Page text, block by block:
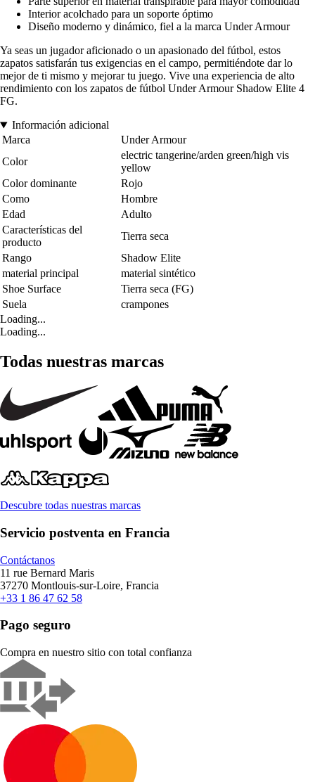
Interior acolchado para un soporte óptimo
Diseño moderno y dinámico, fiel a la marca Under Armour
Ya seas un jugador aficionado o un apasionado del fútbol, estos
zapatos satisfarán tus exigencias en el campo, permitiéndote dar lo
mejor de ti mismo y mejorar tu juego. Vive una experiencia de alto
rendimiento con los zapatos de fútbol Under Armour Shadow Elite 4
FG.
Información adicional
Marca
Under Armour
Color
electric tangerine/arden green/high vis
yellow
Color dominante
Rojo
Como
Hombre
Edad
Adulto
Características del
producto
Tierra seca
Rango
Shadow Elite
material principal
material sintético
Shoe Surface
Tierra seca (FG)
Suela
crampones
Loading...
Loading...
Todas nuestras marcas
Descubre todas nuestras marcas
Servicio postventa en Francia
Contáctanos
11 rue Bernard Maris
37270 Montlouis-sur-Loire, Francia
+33 1 86 47 62 58
Pago seguro
Compra en nuestro sitio con total confianza